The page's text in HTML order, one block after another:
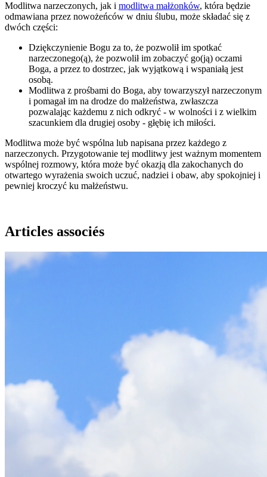
Modlitwa narzeczonych, jak i modlitwa małżonków, która będzie
odmawiana przez nowożeńców w dniu ślubu, może składać się z
dwóch części:
Dziękczynienie Bogu za to, że pozwolił im spotkać
narzeczonego(ą), że pozwolił im zobaczyć go(ją) oczami
Boga, a przez to dostrzec, jak wyjątkową i wspaniałą jest
osobą.
Modlitwa z prośbami do Boga, aby towarzyszył narzeczonym
i pomagał im na drodze do małżeństwa, zwłaszcza
pozwalając każdemu z nich odkryć - w wolności i z wielkim
szacunkiem dla drugiej osoby - głębię ich miłości.
Modlitwa może być wspólna lub napisana przez każdego z
narzeczonych. Przygotowanie tej modlitwy jest ważnym momentem
wspólnej rozmowy, która może być okazją dla zakochanych do
otwartego wyrażenia swoich uczuć, nadziei i obaw, aby spokojniej i
pewniej kroczyć ku małżeństwu.
Articles associés